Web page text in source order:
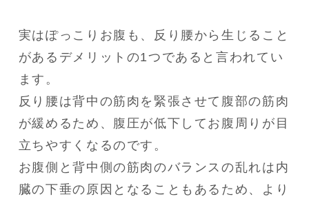
実はぽっこりお腹も、反り腰から生じること
があるデメリットの1つであると言われてい
ます。
反り腰は背中の筋肉を緊張させて腹部の筋肉
が緩めるため、腹圧が低下してお腹周りが目
立ちやすくなるのです。
お腹側と背中側の筋肉のバランスの乱れは内
臓の下垂の原因となることもあるため、より